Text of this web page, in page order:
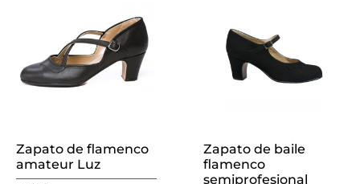
Zapato de flamenco
amateur Luz
Zapato de baile
flamenco
semiprofesional